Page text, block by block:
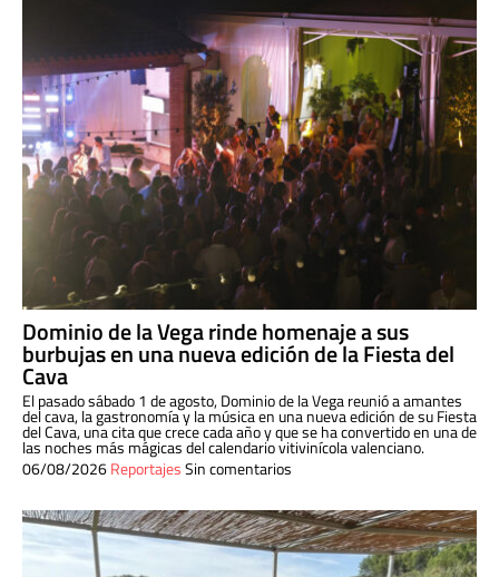
Dominio de la Vega rinde homenaje a sus
burbujas en una nueva edición de la Fiesta del
Cava
El pasado sábado 1 de agosto, Dominio de la Vega reunió a amantes
del cava, la gastronomía y la música en una nueva edición de su Fiesta
del Cava, una cita que crece cada año y que se ha convertido en una de
las noches más mágicas del calendario vitivinícola valenciano.
06/08/2026ReportajesSin comentarios